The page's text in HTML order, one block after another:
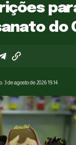
do
de agosto de 2026 19:14